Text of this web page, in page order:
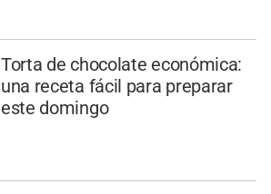
Torta de chocolate económica:
una receta fácil para preparar
este domingo